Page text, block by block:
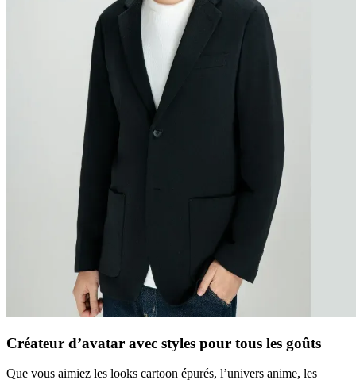
Créateur d’avatar avec styles pour tous les goûts
Que vous aimiez les looks cartoon épurés, l’univers anime, les